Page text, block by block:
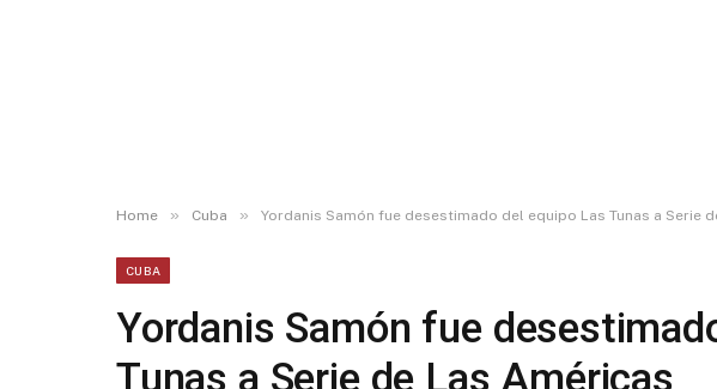
Home » Cuba » Yordanis Samón fue desestimado del equipo Las Tunas a Serie
CUBA
Yordanis Samón fue
Tunas a Serie de Las Américas